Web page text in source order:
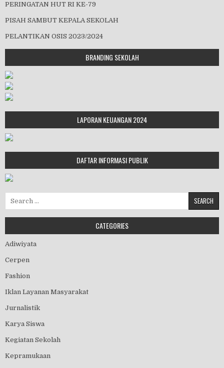
PERINGATAN HUT RI KE-79
PISAH SAMBUT KEPALA SEKOLAH
PELANTIKAN OSIS 2023/2024
BRANDING SEKOLAH
LAPORAN KEUANGAN 2024
DAFTAR INFORMASI PUBLIK
Search for:
CATEGORIES
Adiwiyata
Cerpen
Fashion
Iklan Layanan Masyarakat
Jurnalistik
Karya Siswa
Kegiatan Sekolah
Kepramukaan